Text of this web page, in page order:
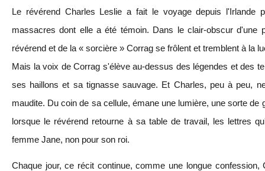
Le révérend Charles Leslie a fait le voyage depuis l'Irlande
massacres dont elle a été témoin. Dans le clair-obscur d'une
révérend et de la « sorcière » Corrag se frôlent et tremblent à la
Mais la voix de Corrag s'élève au-dessus des légendes et des
ses haillons et sa tignasse sauvage. Et Charles, peu à peu,
maudite. Du coin de sa cellule, émane une lumière, une sorte de
lorsque le révérend retourne à sa table de travail, les lettres
femme Jane, non pour son roi.
Chaque jour, ce récit continue, comme une longue